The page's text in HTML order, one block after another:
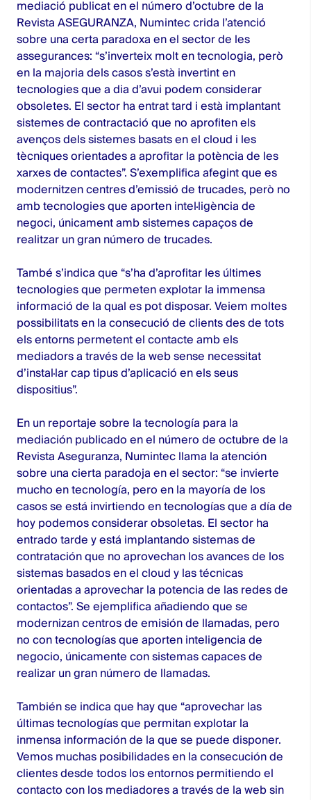
mediació publicat en el número d’octubre de la
Revista ASEGURANZA, Numintec crida l’atenció
sobre una certa paradoxa en el sector de les
assegurances: “s’inverteix molt en tecnologia, però
en la majoria dels casos s’està invertint en
tecnologies que a dia d’avui podem considerar
obsoletes. El sector ha entrat tard i està implantant
sistemes de contractació que no aprofiten els
avenços dels sistemes basats en el cloud i les
tècniques orientades a aprofitar la potència de les
xarxes de contactes”. S’exemplifica afegint que es
modernitzen centres d’emissió de trucades, però no
amb tecnologies que aporten intel·ligència de
negoci, únicament amb sistemes capaços de
realitzar un gran número de trucades.
També s’indica que “s’ha d’aprofitar les últimes
tecnologies que permeten explotar la immensa
informació de la qual es pot disposar. Veiem moltes
possibilitats en la consecució de clients des de tots
els entorns permetent el contacte amb els
mediadors a través de la web sense necessitat
d’instal·lar cap tipus d’aplicació en els seus
dispositius”.
En un reportaje sobre la tecnología para la
mediación publicado en el número de octubre de la
Revista Aseguranza, Numintec llama la atención
sobre una cierta paradoja en el sector: “se invierte
mucho en tecnología, pero en la mayoría de los
casos se está invirtiendo en tecnologías que a día de
hoy podemos considerar obsoletas. El sector ha
entrado tarde y está implantando sistemas de
contratación que no aprovechan los avances de los
sistemas basados en el cloud y las técnicas
orientadas a aprovechar la potencia de las redes de
contactos”. Se ejemplifica añadiendo que se
modernizan centros de emisión de llamadas, pero
no con tecnologías que aporten inteligencia de
negocio, únicamente con sistemas capaces de
realizar un gran número de llamadas.
También se indica que hay que “aprovechar las
últimas tecnologías que permitan explotar la
inmensa información de la que se puede disponer.
Vemos muchas posibilidades en la consecución de
clientes desde todos los entornos permitiendo el
contacto con los mediadores a través de la web sin